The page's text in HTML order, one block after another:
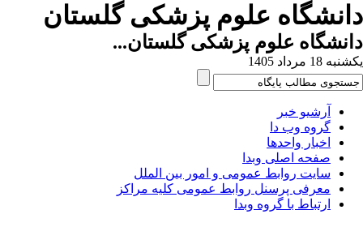
علوم پزشکی گلستان
علوم پزشکی گلستان...
18 مرداد 1405
آرشیو خبر
گروه وب دا
اخبار واحدها
صفحه اصلی وبدا
سایت روابط عمومی و امور بین الملل
معرفی پرسنل روابط عمومی کلیه مراکز
ارتباط با گروه وبدا